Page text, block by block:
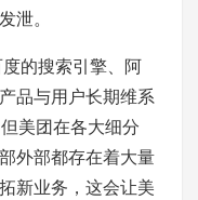
泄。
的搜索引擎、阿
品与用户长期维系
美团在各大细分
外部都存在着大量
新业务，这会让美